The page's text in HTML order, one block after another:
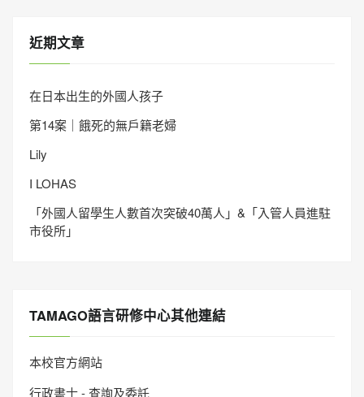
近期文章
在日本出生的外國人孩子
第14案｜餓死的無戶籍老婦
Lily
I LOHAS
「外國人留學生人數首次突破40萬人」&「入管人員進駐
市役所」
TAMAGO語言研修中心其他連結
本校官方網站
行政書士 - 查詢及委託